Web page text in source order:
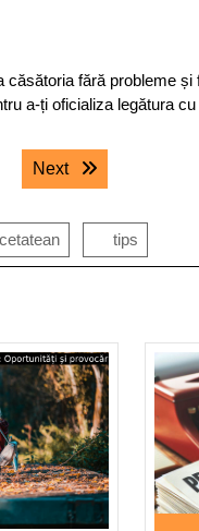
fără probleme
a-ți oficializa legătura
Next Next post:
tips